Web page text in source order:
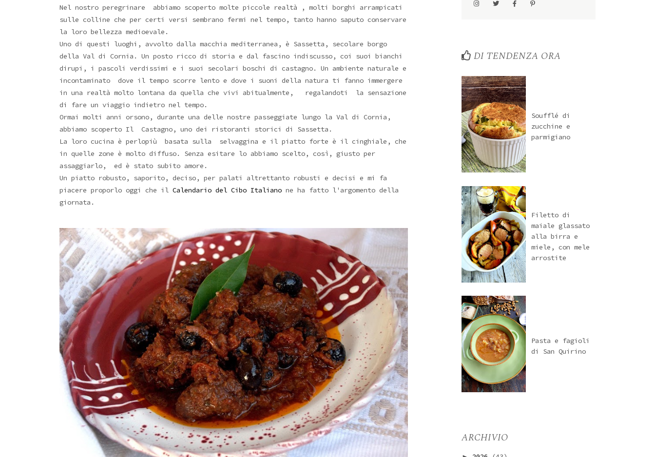
Nel nostro peregrinare abbiamo scoperto molte piccole realtà , molti borghi arrampicati
sulle colline che per certi versi sembrano fermi nel tempo, tanto hanno saputo conservare
la loro bellezza medioevale.
Uno di questi luoghi, avvolto dalla macchia mediterranea, è Sassetta, secolare borgo
della Val di Cornia. Un posto ricco di storia e dal fascino indiscusso, coi suoi bianchi
dirupi, i pascoli verdissimi e i suoi secolari boschi di castagno. Un ambiente naturale e
incontaminato dove il tempo scorre lento e dove i suoni della natura ti fanno immergere
in una realtà molto lontana da quella che vivi abitualmente, regalandoti la sensazione
di fare un viaggio indietro nel tempo.
Ormai molti anni orsono, durante una delle nostre passeggiate lungo la Val di Cornia,
abbiamo scoperto Il Castagno, uno dei ristoranti storici di Sassetta.
La loro cucina è perlopiù basata sulla selvaggina e il piatto forte è il cinghiale, che
in quelle zone è molto diffuso. Senza esitare lo abbiamo scelto, così, giusto per
assaggiarlo, ed è stato subito amore.
Un piatto robusto, saporito, deciso, per palati altrettanto robusti e decisi e mi fa
piacere proporlo oggi che il Calendario del Cibo Italiano ne ha fatto l'argomento della
giornata.
DI TENDENZA ORA
Soufflé di
zucchine e
parmigiano
Filetto di
maiale glassato
alla birra e
miele, con mele
arrostite
Pasta e fagioli
di San Quirino
ARCHIVIO